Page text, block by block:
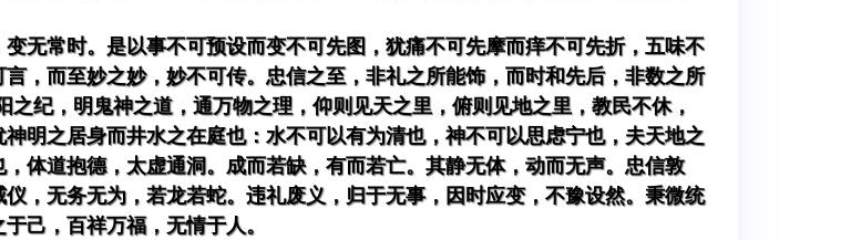
无常时。是以事不可预设而变不可先图，犹痛不可先摩而痒不可先折，五味不
，而至妙之妙，妙不可传。忠信之至，非礼之所能饰，而时和先后，非数之所
纪，明鬼神之道，通万物之理，仰则见天之里，俯则见地之里，教民不休，
明之居身而井水之在庭也：水不可以有为清也，神不可以思虑宁也，夫天地之
体道抱德，太虚通洞。成而若缺，有而若亡。其静无体，动而无声。忠信敦
，无务无为，若龙若蛇。违礼废义，归于无事，因时应变，不豫设然。秉微统
己，百祥万福，无情于人。